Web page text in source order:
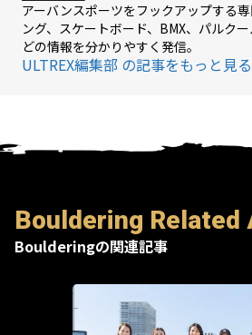
アーバンスポーツをフックアップする
ング、スケートボード、BMX、パルク
どの情報を分かりやすく発信。
ULTREX編集部 の記事をもっと見る
Bouldering
Boulderingの関連記事